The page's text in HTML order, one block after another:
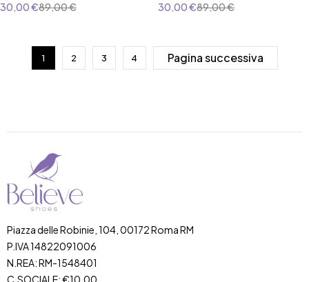
89,00€
30,00€
89,00€
30,00€
1 2 3 4 Pagina successiva
Piazza delle Robinie, 104, 00172 Roma RM
P.IVA 14822091006
N.REA: RM-1548401
C.SOCIALE: €10,00